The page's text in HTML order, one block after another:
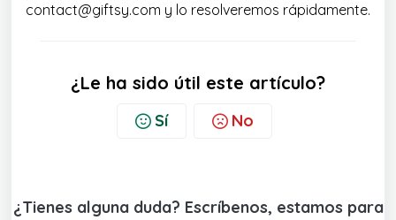
contact@giftsy.com y lo resolveremos rápidamente.
¿Le ha sido útil este artículo?
No
Sí
¿Tienes alguna duda? Escríbenos, estamos para